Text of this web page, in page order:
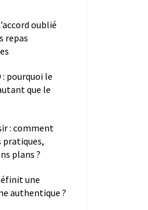
oublié
repas
: pourquoi le
que le
: comment
pratiques,
plans ?
une
authentique ?